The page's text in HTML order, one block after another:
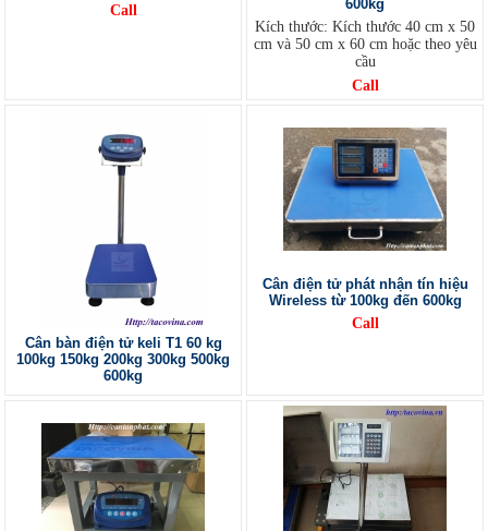
Call
600kg
Kích thước: Kích thước 40 cm x 50
cm và 50 cm x 60 cm hoặc theo yêu
cầu
Call
Cân bàn điện tử keli T1 60 kg
100kg 150kg 200kg 300kg 500kg
600kg
Cân điện tử phát nhận tín hiệu
Wireless từ 100kg đến 600kg
Call